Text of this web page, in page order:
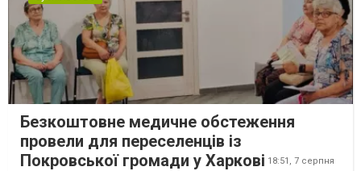
Безкоштовне медичне обстеження
провели для переселенців із
Покровської громади у Харкові 18:51, 7 серпня